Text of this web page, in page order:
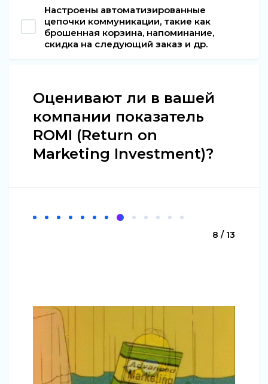
Настроены автоматизированные
цепочки коммуникации, такие как
брошенная корзина, напоминание,
скидка на следующий заказ и др.
Оценивают ли в вашей
компании показатель
ROMI (Return on
Marketing Investment)?
8 / 13